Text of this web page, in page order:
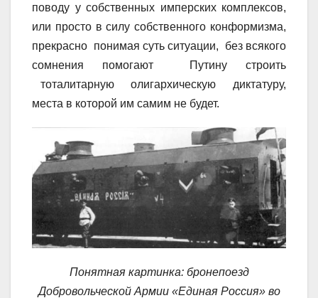
поводу у собственных имперских комплексов,
или просто в силу собственного конформизма,
прекрасно понимая суть ситуации, без всякого
сомнения помогают Путину строить
тоталитарную олигархическую диктатуру,
места в которой им самим не будет.
Понятная картинка: бронепоезд
Добровольческой Армии «Единая Россия» во